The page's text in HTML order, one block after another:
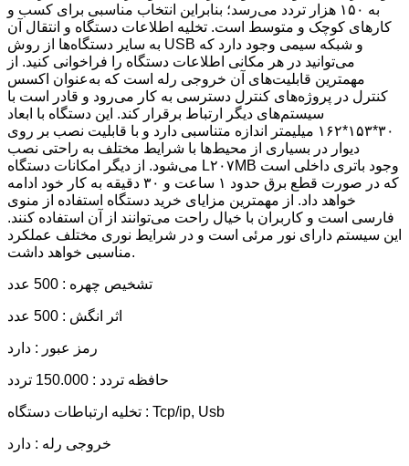
به ۱۵۰ هزار تردد می‌رسد؛ بنابراین انتخاب مناسبی برای کسب و
کارهای کوچک و متوسط است. تخلیه اطلاعات دستگاه و انتقال آن
به سایر دستگاه‌ها از روش USB و شبکه سیمی وجود دارد که
می‌توانید در هر مکانی اطلاعات دستگاه را فراخوانی کنید. از
مهمترین قابلیت‌های آن خروجی رله است که به‌عنوان اکسس
کنترل در پروژه‌های کنترل دسترسی به کار می‌رود و قادر است با
سیستم‌های دیگر ارتباط برقرار کند. این دستگاه با ابعاد
۳۰*۱۵۳*۱۶۲ میلیمتر اندازه متناسبی دارد و با قابلیت نصب بر روی
دیوار در بسیاری از محیط‌ها با شرایط مختلف به راحتی نصب
می‌شود. از دیگر امکانات دستگاه L۲۰۷MB وجود باتری داخلی است
که در صورت قطع برق حدود ۱ ساعت و ۳۰ دقیقه به کار خود ادامه
خواهد داد. از مهمترین مزایای خرید دستگاه استفاده از منوی
فارسی است و کاربران با خیال راحت می‌توانند از آن استفاده کنند.
این سیستم دارای نور مرئی است و در شرایط نوری مختلف عملکرد
مناسبی خواهد داشت.
تشخیص چهره : 500 عدد
اثر انگش : 500 عدد
رمز عبور : دارد
حافظه تردد : 150.000 تردد
تخلیه ارتباطات دستگاه : Tcp/ip, Usb
خروجی رله : دارد